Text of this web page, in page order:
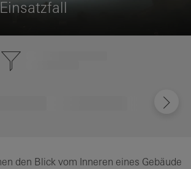
den Blick vom Inneren eines Gebäude